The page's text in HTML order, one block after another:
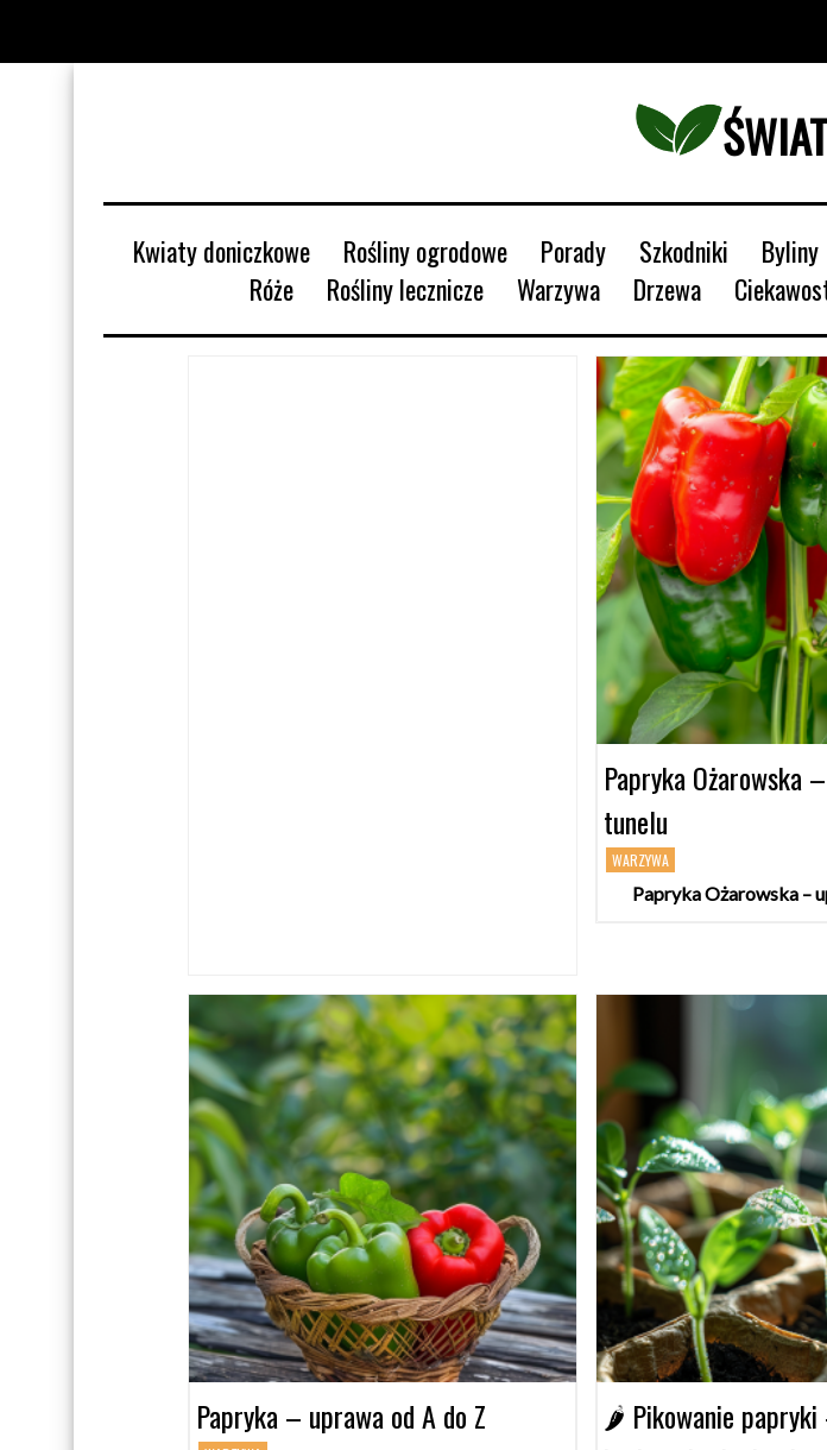
Kwiaty doniczkowe Rośliny ogrodowe Porady Szkodniki Byliny
Róże
Rośliny lecznicze Warzywa Drzewa
Papryka Ożarowska
tunelu
WARZYWA
Papryka Ożarowska –
Papryka – uprawa od A do Z
🌶️ Pikowanie